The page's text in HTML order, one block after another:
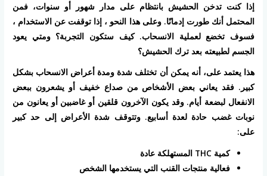
إذا كنت تدخن الحشيش بانتظام على مدار شهور أو سنوات، فمن
المحتمل أنك طورت إدمانًا. وعلى هذا النحو ، إذا توقفت عن الاستخدام ،
فسوف تخضع لعملية الانسحاب. كيف ستكون التجربة؟ ومتي يعود
الجسم لطبيعته بعد ترك الحشيش؟
هذا يعتمد على، أنه يمكن أن تختلف شدة ومدة أعراض الانسحاب بشكل
كبير. فقد يعاني بعض الأشخاص من صداع خفيف أو يشعرون ببعض
الانفعال لبضعة أيام. وقد يكون الآخرون قلقين أو غاضبين أو يعانون من
نوبات غضب حادة لعدة أسابيع. وتتوقف شدة الأعراض إلى حد كبير
على:
كمية THC المستهلكة عادة
فعالية منتجات القنب التي يستخدمها الشخص